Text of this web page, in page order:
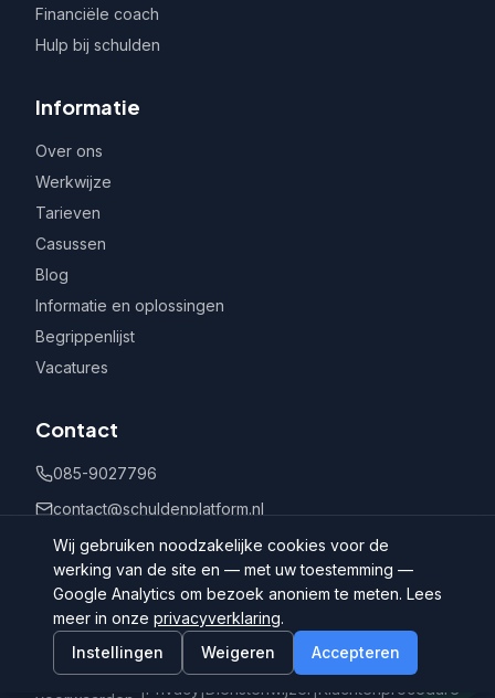
Financiële coach
Hulp bij schulden
Informatie
Over ons
Werkwijze
Tarieven
Casussen
Blog
Informatie en oplossingen
Begrippenlijst
Vacatures
Contact
085-9027796
contact@schuldenplatform.nl
Postbus 802, 7400 AV Deventer
©
Schuldenplatform.nl
Algemene
|Privacy |Dienstenwijzer |Klachtenprocedure
Wij gebruiken noodzakelijke cookies voor de
werking van de site en — met uw toestemming —
Google Analytics om bezoek anoniem te meten. Lees
meer in onze privacyverklaring.
Instellingen
Weigeren Accepteren